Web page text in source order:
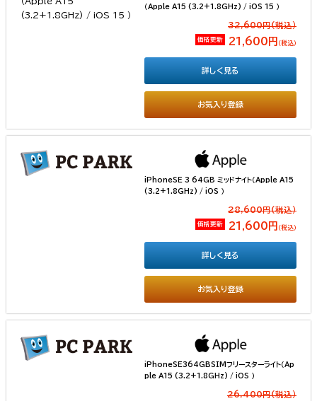
（Apple A15 (3.2+1.8GHz) / iOS 15 ）
32,600円(税込）
価格更新 21,600円 （税込）
お気入り登録
詳しく見る
iPhoneSE 3 64GB ミッドナイト（Apple A15
(3.2+1.8GHz) / iOS ）
28,600円(税込）
価格更新 21,600円 （税込）
お気入り登録
詳しく見る
iPhoneSE364GBSIMフリースターライト（Ap
ple A15 (3.2+1.8GHz) / iOS ）
26,400円(税込）